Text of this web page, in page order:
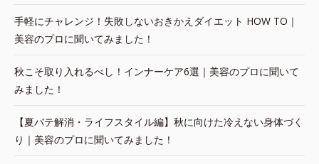
手軽にチャレンジ！失敗しないおきかえダイエット HOW TO｜
美容のプロに聞いてみました！
秋こそ取り入れるべし！インナーケア6選｜美容のプロに聞いて
みました！
【夏バテ解消・ライフスタイル編】秋に向けた冷えない身体づく
り｜美容のプロに聞いてみました！